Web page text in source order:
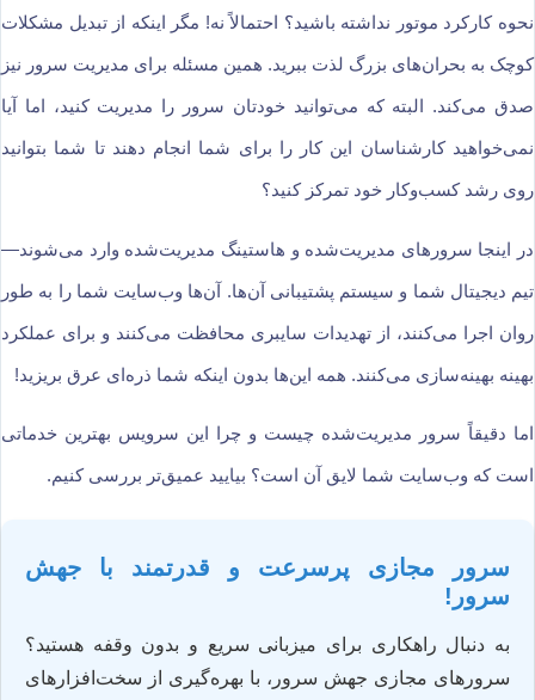
نحوه کارکرد موتور نداشته باشید؟ احتمالاً نه! مگر اینکه از تبدیل مشکلات
کوچک به بحران‌های بزرگ لذت ببرید. همین مسئله برای مدیریت سرور نیز
صدق می‌کند. البته که می‌توانید خودتان سرور را مدیریت کنید، اما آیا
نمی‌خواهید کارشناسان این کار را برای شما انجام دهند تا شما بتوانید
روی رشد کسب‌وکار خود تمرکز کنید؟
در اینجا سرورهای مدیریت‌شده و هاستینگ مدیریت‌شده وارد می‌شوند—
تیم دیجیتال شما و سیستم پشتیبانی آن‌ها. آن‌ها وب‌سایت شما را به طور
روان اجرا می‌کنند، از تهدیدات سایبری محافظت می‌کنند و برای عملکرد
بهینه بهینه‌سازی می‌کنند. همه این‌ها بدون اینکه شما ذره‌ای عرق بریزید!
اما دقیقاً سرور مدیریت‌شده چیست و چرا این سرویس بهترین خدماتی
است که وب‌سایت شما لایق آن است؟ بیایید عمیق‌تر بررسی کنیم.
سرور مجازی پرسرعت و قدرتمند با جهش
سرور!
به دنبال راهکاری برای میزبانی سریع و بدون وقفه هستید؟
سرورهای مجازی جهش سرور، با بهره‌گیری از سخت‌افزارهای